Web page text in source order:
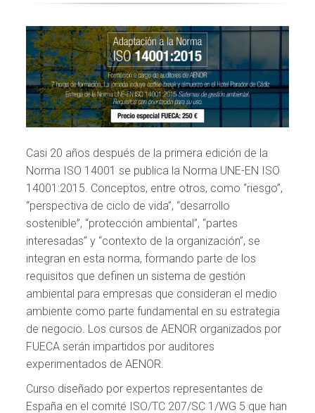
Casi 20 años después de la primera edición de la
Norma ISO 14001 se publica la Norma UNE-EN ISO
14001:2015. Conceptos, entre otros, como “riesgo”,
“perspectiva de ciclo de vida”, “desarrollo
sostenible”, “protección ambiental”, “partes
interesadas” y “contexto de la organización”, se
integran en esta norma, formando parte de los
requisitos que definen un sistema de gestión
ambiental para empresas que consideran el medio
ambiente como parte fundamental en su estrategia
de negocio. Los cursos de AENOR organizados por
FUECA serán impartidos por auditores
experimentados de AENOR.
Curso diseñado por expertos representantes de
España en el comité ISO/TC 207/SC 1/WG 5 que han